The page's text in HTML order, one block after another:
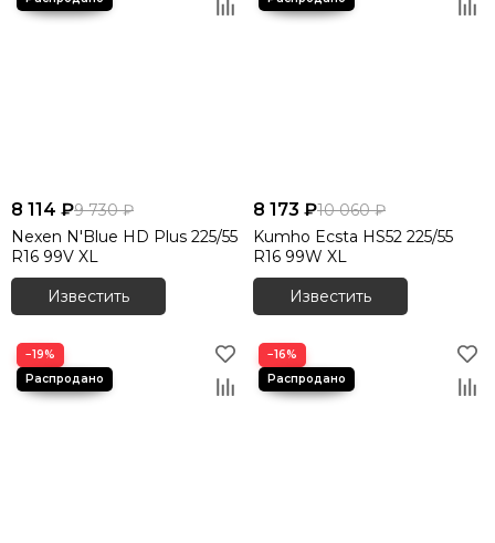
8 114 ₽9 730 ₽
Nexen N'Blue HD Plus 225/55
R16 99V XL
Известить
8 173 ₽10 060 ₽
Kumho Ecsta HS52 225/55
R16 99W XL
Известить
−19% −16%